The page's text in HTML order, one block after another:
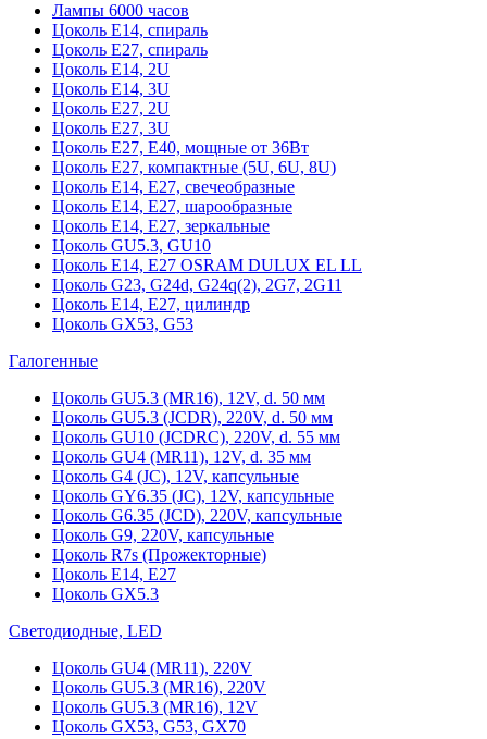
Лампы 6000 часов
Цоколь Е14, спираль
Цоколь Е27, спираль
Цоколь Е14, 2U
Цоколь Е14, 3U
Цоколь Е27, 2U
Цоколь Е27, 3U
Цоколь Е27, Е40, мощные от 36Вт
Цоколь Е27, компактные (5U, 6U, 8U)
Цоколь Е14, Е27, свечеобразные
Цоколь Е14, Е27, шарообразные
Цоколь Е14, Е27, зеркальные
Цоколь GU5.3, GU10
Цоколь Е14, Е27 OSRAM DULUX EL LL
Цоколь G23, G24d, G24q(2), 2G7, 2G11
Цоколь Е14, Е27, цилиндр
Цоколь GX53, G53
Галогенные
Цоколь GU5.3 (MR16), 12V, d. 50 мм
Цоколь GU5.3 (JCDR), 220V, d. 50 мм
Цоколь GU10 (JCDRC), 220V, d. 55 мм
Цоколь GU4 (MR11), 12V, d. 35 мм
Цоколь G4 (JC), 12V, капсульные
Цоколь GY6.35 (JC), 12V, капсульные
Цоколь G6.35 (JCD), 220V, капсульные
Цоколь G9, 220V, капсульные
Цоколь R7s (Прожекторные)
Цоколь E14, E27
Цоколь GX5.3
Светодиодные, LED
Цоколь GU4 (MR11), 220V
Цоколь GU5.3 (MR16), 220V
Цоколь GU5.3 (MR16), 12V
Цоколь GX53, G53, GX70